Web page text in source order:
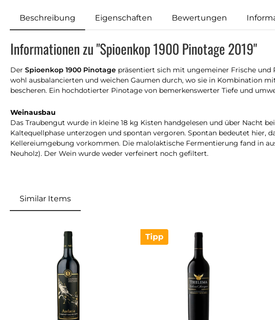
Beschreibung Eigenschaften Bewertungen
Informationen zu "Spioenkop 1900 Pinotage 2019"
Der Spioenkop 1900 Pinotage präsentiert sich mit ungemeiner Frische und
wohl ausbalancierten und weichen Gaumen durch, wo sie in Kombination
bescheren. Ein hochdotierter Pinotage von bemerkenswerter Tiefe und
Weinausbau
Das Traubengut wurde in kleine 18 kg Kisten handgelesen und über Nacht
Kaltequellphase unterzogen und spontan vergoren. Spontan bedeutet hier,
Kellereiumgebung vorkommen. Die malolaktische Fermentierung fand in
Neuholz). Der Wein wurde weder verfeinert noch gefiltert.
Similar Items
Tipp